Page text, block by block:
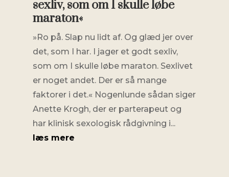
sexliv, som om I skulle løbe
maraton«
»Ro på. Slap nu lidt af. Og glæd jer over
det, som I har. I jager et godt sexliv,
som om I skulle løbe maraton. Sexlivet
er noget andet. Der er så mange
faktorer i det.« Nogenlunde sådan siger
Anette Krogh, der er parterapeut og
har klinisk sexologisk rådgivning i...
læs mere